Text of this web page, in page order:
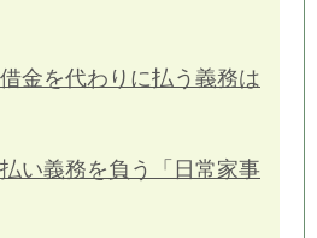
金を代わりに払う義務は
い義務を負う「日常家事